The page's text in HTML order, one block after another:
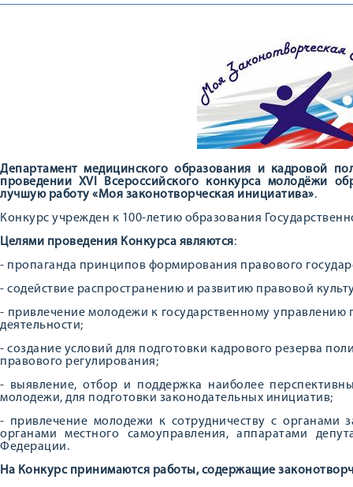
Департамент медицинского образования и кадровой
проведении XVI Всероссийского конкурса молодёжи
лучшую работу «Моя законотворческая инициатива».
Конкурс учрежден к 100-летию образования
Целями проведения Конкурса являются:
- пропаганда принципов формирования правового
- содействие распространению и развитию правовой
- привлечение молодежи к государственному управлению
деятельности;
- создание условий для подготовки кадрового резерва
правового регулирования;
- выявление, отбор и поддержка наиболее
молодежи, для подготовки законодательных инициатив;
- привлечение молодежи к сотрудничеству с органами
органами местного самоуправления, аппаратами
Федерации.
На Конкурс принимаются работы, содержащие